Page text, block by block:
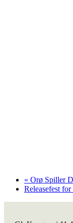
« Orø Spiller
Releasefest